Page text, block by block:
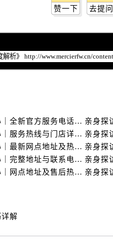
河南街名士售后服务中心（需
气大路与南九经街交汇处名
利路名士售后服务中心（需
华路名士售后服务中心（需
经街名士售后服务中心（需
一路名士售后服务中心（需
中央路名士售后服务中心（
石油大街名士售后服务中心
赞一下 去提问
亲身探访名士常州官方售后服务中心｜全新官方服务电话与地址（2026年7月最新）
亲身探访名士苏州官方售后服务中心｜服务热线与门店详细地址（2026年7月最新）
亲身探访名士泰州官方售后服务中心｜最新网点地址及热线（2026年7月最新）
亲身探访名士盐城官方售后服务中心｜完整地址与联系电话（2026年7月最新）
亲身探访名士天津官方售后服务中心｜网点地址及售后热线（2026年7月最新）
解